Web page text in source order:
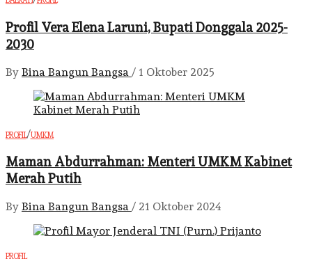
Profil Vera Elena Laruni, Bupati Donggala 2025-
2030
By Bina Bangun Bangsa / 1 Oktober 2025
PROFIL/UMKM
Maman Abdurrahman: Menteri UMKM Kabinet
Merah Putih
By Bina Bangun Bangsa / 21 Oktober 2024
PROFIL